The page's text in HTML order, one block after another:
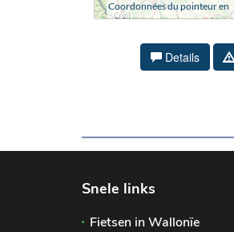
Details
Snele links
Fietsen in Wallonïe